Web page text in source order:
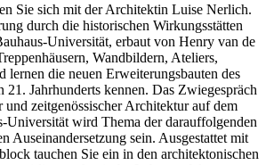
Sie sich mit der Architektin Luise Nerlich.
durch die historischen Wirkungsstätten
Universität, erbaut von Henry van de
Wandbildern, Ateliers,
lernen die neuen Erweiterungsbauten des
21. Jahrhunderts kennen. Das Zwiegespräch
und zeitgenössischer Architektur auf dem
Universität wird Thema der darauffolgenden
Auseinandersetzung sein. Ausgestattet mit
tauchen Sie ein in den architektonischen